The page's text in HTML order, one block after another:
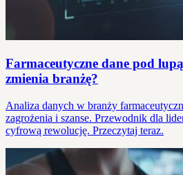
Farmaceutyczne dane pod
zmienia branżę?
Analiza danych w branży
zagrożenia i szanse. Przewodnik dla
cyfrową rewolucję. Przeczytaj teraz.